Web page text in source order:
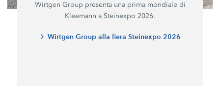
Wirtgen Group presenta una prima mondiale di
Kleemann a Steinexpo 2026.
Wirtgen Group alla fiera Steinexpo 2026